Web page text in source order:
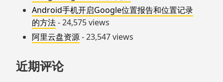
Android手机开启Google位置报告和位置记录
的方法- 24,575 views
阿里云盘资源- 23,547 views
近期评论